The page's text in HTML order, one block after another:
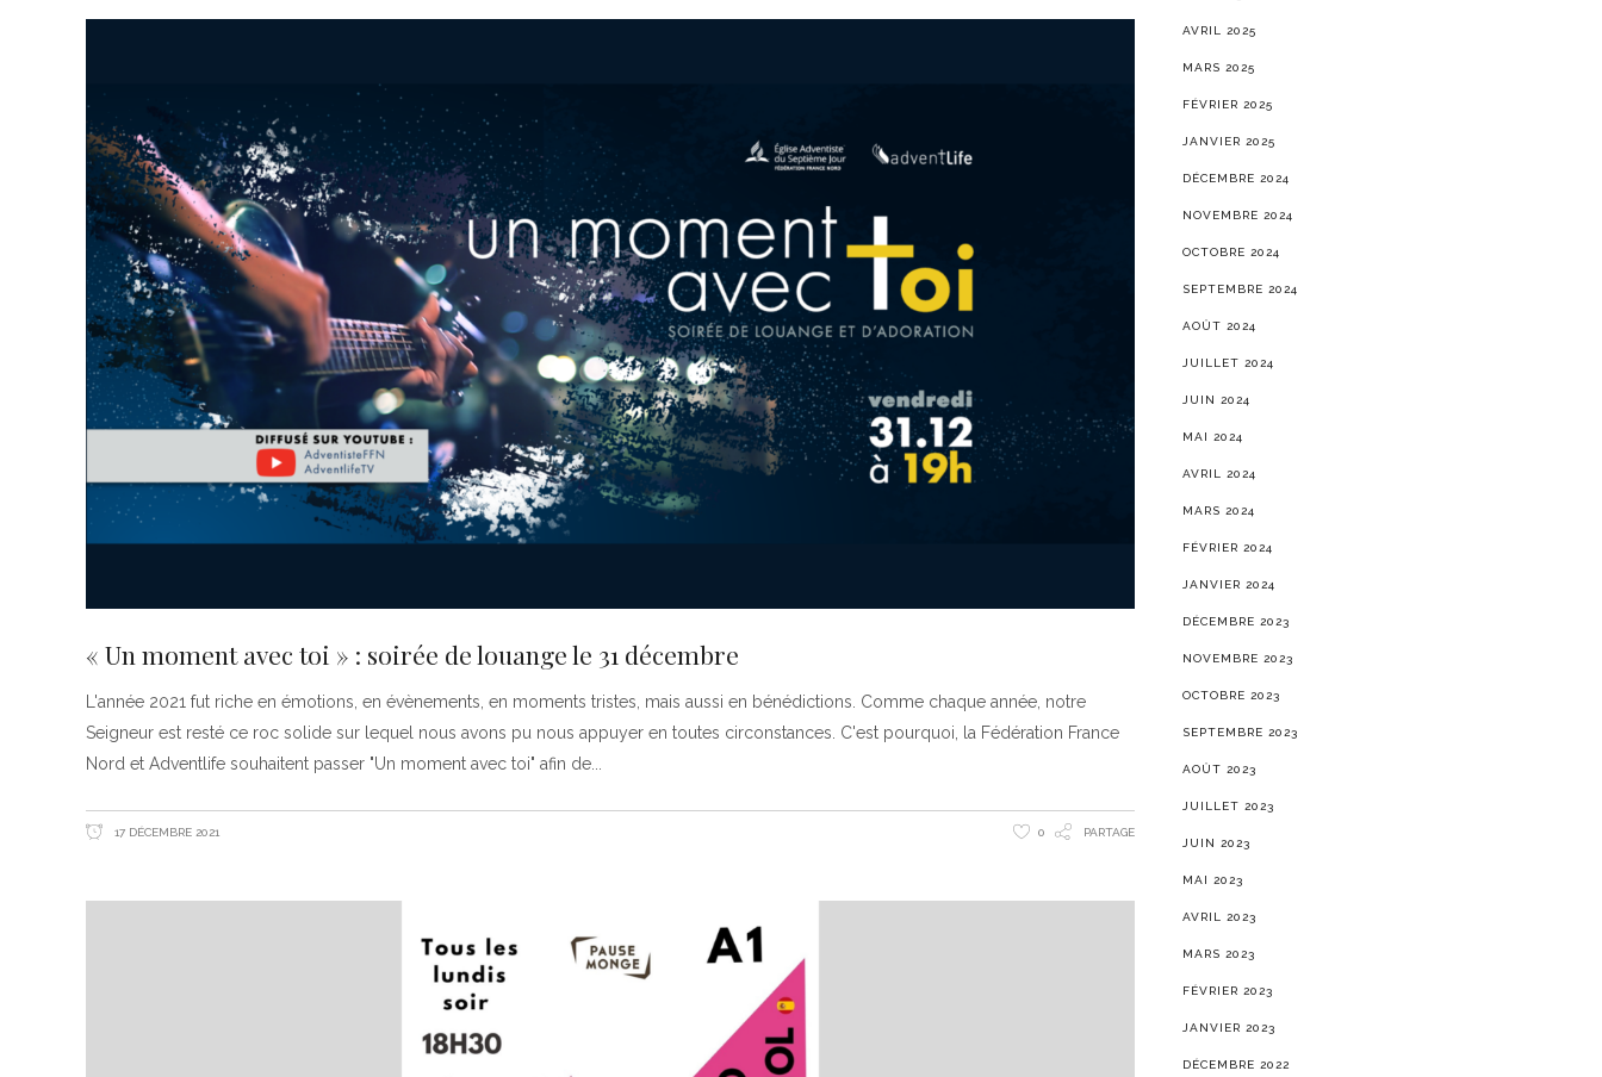
« Un moment avec toi » : soirée de louange le 31 décembre
L'année 2021 fut riche en émotions, en évènements, en moments tristes, mais aussi en bénédictions. Comme chaque année, notre
Seigneur est resté ce roc solide sur lequel nous avons pu nous appuyer en toutes circonstances. C'est pourquoi, la Fédération France
Nord et Adventlife souhaitent passer "Un moment avec toi" afin de
17 DÉCEMBRE 2021 0 PARTAGE
AVRIL 2025
MARS 2025
FÉVRIER 2025
JANVIER 2025
DÉCEMBRE 2024
NOVEMBRE 2024
OCTOBRE 2024
SEPTEMBRE 2024
AOÛT 2024
JUILLET 2024
JUIN 2024
MAI 2024
AVRIL 2024
MARS 2024
FÉVRIER 2024
JANVIER 2024
DÉCEMBRE 2023
NOVEMBRE 2023
OCTOBRE 2023
SEPTEMBRE 2023
AOÛT 2023
JUILLET 2023
JUIN 2023
MAI 2023
AVRIL 2023
MARS 2023
FÉVRIER 2023
JANVIER 2023
DÉCEMBRE 2022